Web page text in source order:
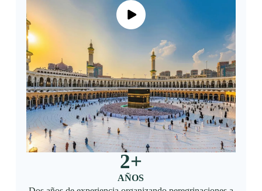
2+
AÑOS